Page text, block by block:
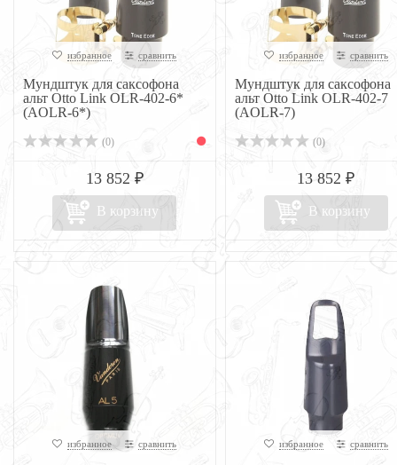
избранное сравнить
Мундштук для саксофона
альт Otto Link OLR-402-6*
(AOLR-6*)
(0)
13 852 ₽
В корзину
избранное сравнить
Мундштук для саксофона
альт Otto Link OLR-402-7
(AOLR-7)
(0)
13 852 ₽
В корзину
избранное сравнить избранное сравнить